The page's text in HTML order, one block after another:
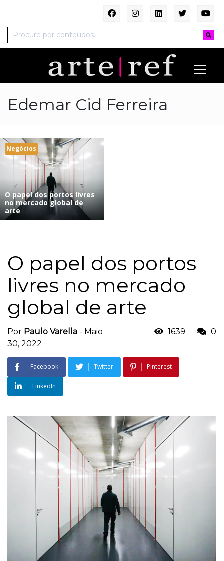
Edemar Cid Ferreira
Negócios
O papel dos portos livres
no mercado global de
arte
O papel dos portos
livres no mercado
global de arte
Por Paulo Varella - Maio
30, 2022
1639 0
Facebook Twitter Pinterest
LinkedIn